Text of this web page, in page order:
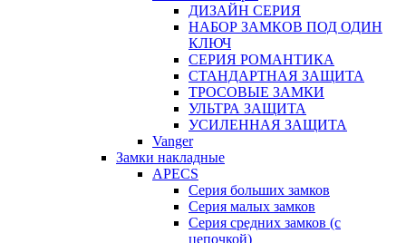
ДИЗАЙН СЕРИЯ
НАБОР ЗАМКОВ ПОД ОДИН
КЛЮЧ
СЕРИЯ РОМАНТИКА
СТАНДАРТНАЯ ЗАЩИТА
ТРОСОВЫЕ ЗАМКИ
УЛЬТРА ЗАЩИТА
УСИЛЕННАЯ ЗАЩИТА
Vanger
Замки накладные
APECS
Серия больших замков
Серия малых замков
Серия средних замков (с
цепочкой)